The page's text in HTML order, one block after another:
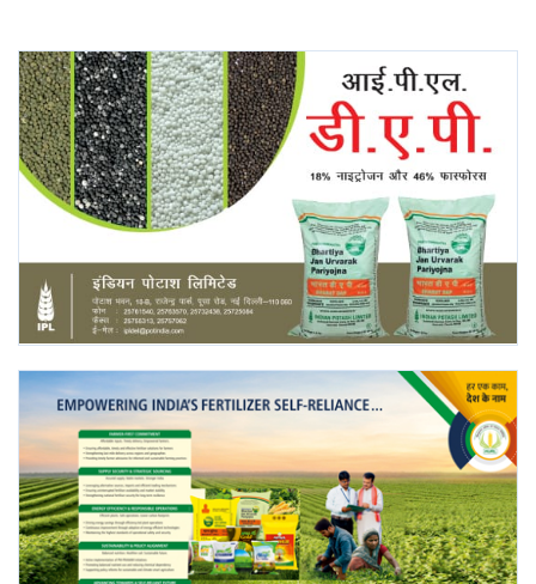
Awards 2022
Agri Start-Ups
Language
English Hindi